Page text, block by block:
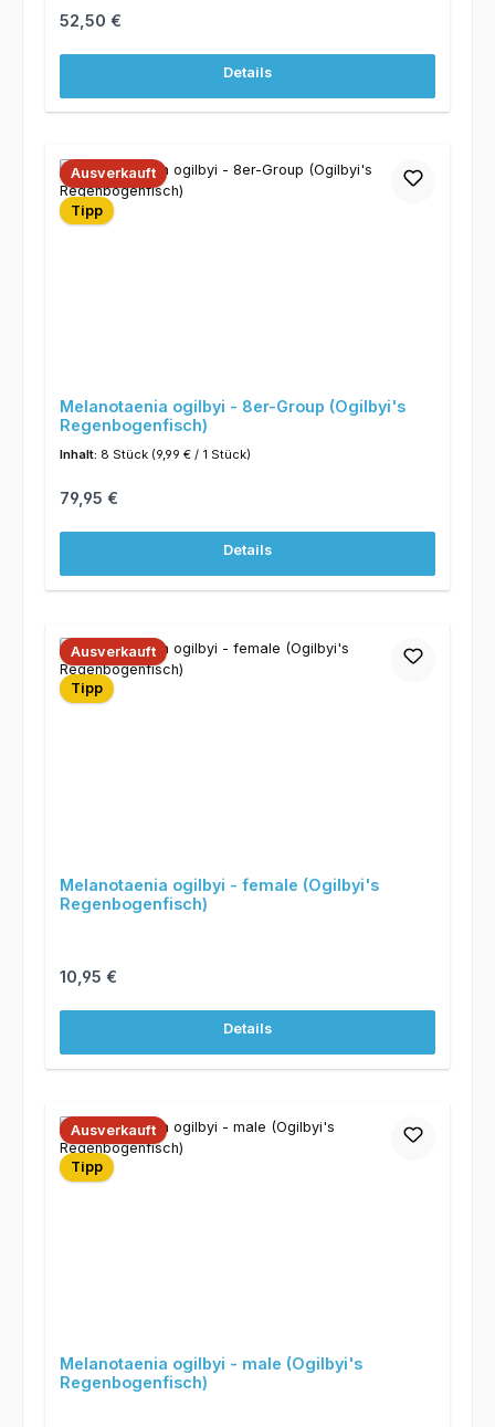
Regulärer Preis:
52,50 €
Details
Ausverkauft
Tipp
Melanotaenia ogilbyi - 8er-Group (Ogilbyi's
Regenbogenfisch)
Inhalt: 8 Stück (9,99 € / 1 Stück)
Regulärer Preis:
79,95 €
Details
Ausverkauft
Tipp
Melanotaenia ogilbyi - female (Ogilbyi's
Regenbogenfisch)
Regulärer Preis:
10,95 €
Details
Ausverkauft
Tipp
Melanotaenia ogilbyi - male (Ogilbyi's
Regenbogenfisch)